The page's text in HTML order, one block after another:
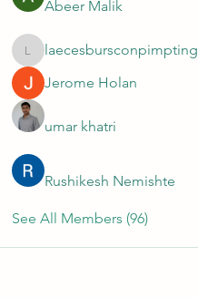
Abeer Malik
laecesbursconpimpting
laecesbursconpimpting
Jerome Holan
umar khatri
Rushikesh Nemishte
See All Members (96)